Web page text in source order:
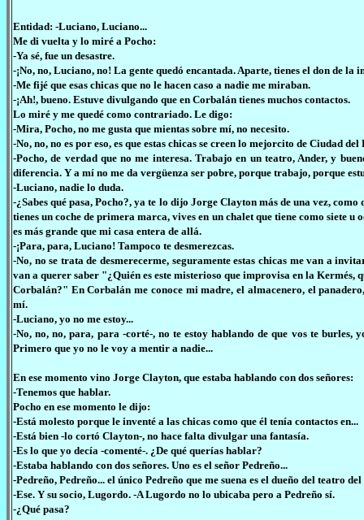
Entidad: -Luciano, Luciano...
Me di vuelta y lo miré a Pocho:
-Ya sé, fue un desastre.
-¡No, no, Luciano, no! La gente quedó encantada. Aparte, tienes el don de la
-Me fijé que esas chicas que no le hacen caso a nadie me miraban.
-¡Ah!, bueno. Estuve divulgando que en Corbalán tienes muchos contactos.
Lo miré y me quedé como contrariado. Le digo:
-Mira, Pocho, no me gusta que mientas sobre mí, no necesito.
-No, no, no es por eso, es que estas chicas se creen lo mejorcito de Ciudad del
-Pocho, de verdad que no me interesa. Trabajo en un teatro, Ander, y
diferencia. Y a mí no me da vergüenza ser pobre, porque trabajo, porque
-Luciano, nadie lo duda.
-¿Sabes qué pasa, Pocho?, ya te lo dijo Jorge Clayton más de una vez,
tienes un coche de primera marca, vives en un chalet que tiene como siete
es más grande que mi casa entera de allá.
-¡Para, para, Luciano! Tampoco te desmerezcas.
-No, no se trata de desmerecerme, seguramente estas chicas me van a
van a querer saber "¿Quién es este misterioso que improvisa en la
Corbalán?" En Corbalán me conoce mi madre, el almacenero, el
mí.
-Luciano, yo no me estoy...
-No, no, no, para, para -corté-, no te estoy hablando de que vos te burles,
Primero que yo no le voy a mentir a nadie...
En ese momento vino Jorge Clayton, que estaba hablando con dos señores:
-Tenemos que hablar.
Pocho en ese momento le dijo:
-Está molesto porque le inventé a las chicas como que él tenía contactos en...
-Está bien -lo cortó Clayton-, no hace falta divulgar una fantasía.
-Es lo que yo decía -comenté-. ¿De qué querías hablar?
-Estaba hablando con dos señores. Uno es el señor Pedreño...
-Pedreño, Pedreño... el único Pedreño que me suena es el dueño del teatro
-Ese. Y su socio, Lugordo. -A Lugordo no lo ubicaba pero a Pedreño sí.
-¿Qué pasa?